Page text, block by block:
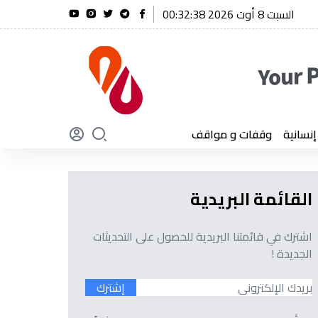
يؤكد أن الجزائر لن تنسى أبدًا تضحيات أبنائها
السبت 8 أوت 2026 00:32:39
وقفات و مواقف
القائمة البريدية
اشترك في قائمتنا البريدية للحصول على التحديثات
الجديدة !
إشترك